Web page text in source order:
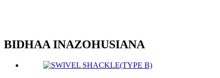
BIDHAA INAZOHUSIANA